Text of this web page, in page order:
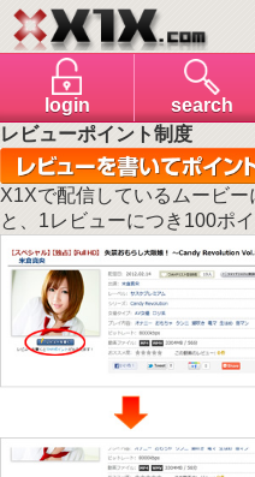
login search
レビューポイント制度
X1Xで配信しているムービー
と、1レビューにつき100ポ